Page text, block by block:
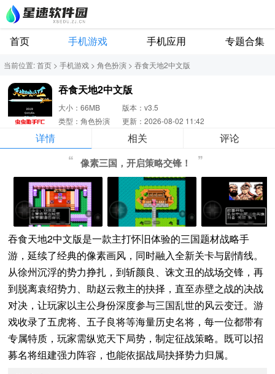
首页 手机游戏 手机应用 专题合集
当前位置:首页 > 手机游戏 > 角色扮演 > 吞食天地2中文版
吞食天地2中文版
大小：66MB
版本：v3.5
类型：角色扮演
更新：2026-08-02 11:42
详情 相关 评论
像素三国，开启策略交锋！
吞食天地2中文版是一款主打怀旧体验的三国题材战略手
游，延续了经典的像素画风，同时融入全新关卡与剧情线。
从徐州沉浮的势力挣扎，到斩颜良、诛文丑的战场交锋，再
到脱离袁绍势力、助赵云救主的抉择，直至赤壁之战的决战
对决，让玩家以主公身份深度参与三国乱世的风云变迁。游
戏收录了五虎将、五子良将等海量历史名将，每一位都带有
专属特质，玩家需纵览天下局势，制定征战策略。既可以招
募名将组建强力阵容，也能依据战局抉择势力归属。